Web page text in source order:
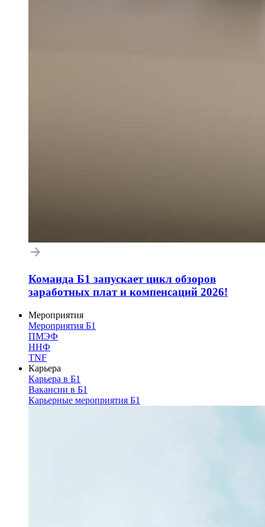
Команда Б1 запускает цикл обзоров
заработных плат и компенсаций 2026!
Мероприятия
Мероприятия Б1
ПМЭФ
ННФ
TNF
Карьера
Карьера в Б1
Вакансии в Б1
Карьерные мероприятия Б1